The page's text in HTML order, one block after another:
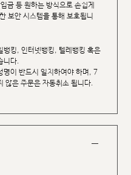
금 등 원하는 방식으로 손쉽게
보안 시스템을 통해 보호됩니
뱅킹, 인터넷뱅킹, 텔레뱅킹 혹은
니다.
명이 반드시 일치하여야 하며, 7
않은 주문은 자동취소 됩니다.